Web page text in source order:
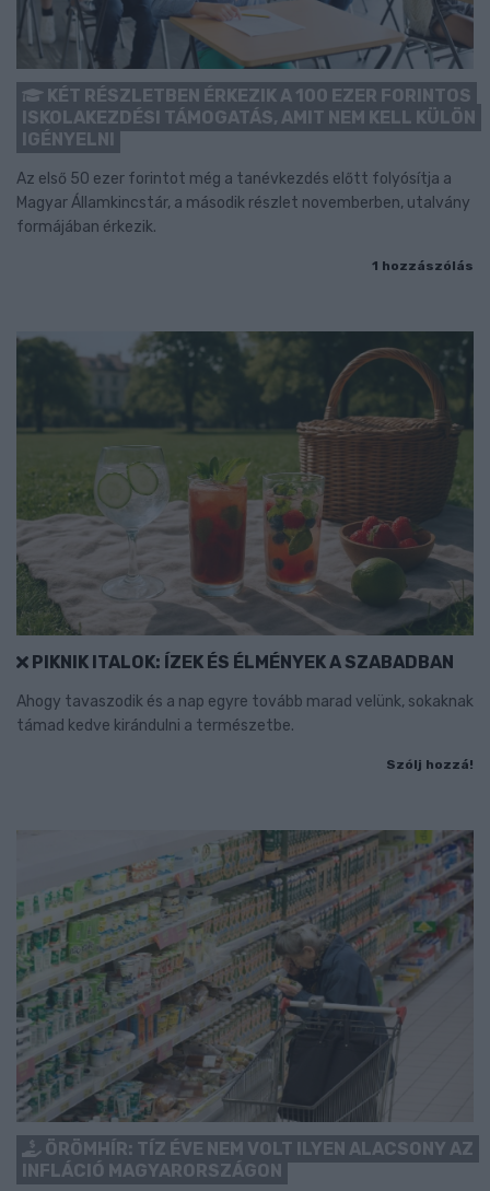
KÉT RÉSZLETBEN ÉRKEZIK A 100 EZER FORINTOS
ISKOLAKEZDÉSI TÁMOGATÁS, AMIT NEM KELL KÜLÖN
IGÉNYELNI
Az első 50 ezer forintot még a tanévkezdés előtt folyósítja a
Magyar Államkincstár, a második részlet novemberben, utalvány
formájában érkezik.
1 hozzászólás
PIKNIK ITALOK: ÍZEK ÉS ÉLMÉNYEK A SZABADBAN
Ahogy tavaszodik és a nap egyre tovább marad velünk, sokaknak
támad kedve kirándulni a természetbe.
Szólj hozzá!
ÖRÖMHÍR: TÍZ ÉVE NEM VOLT ILYEN ALACSONY AZ
INFLÁCIÓ MAGYARORSZÁGON